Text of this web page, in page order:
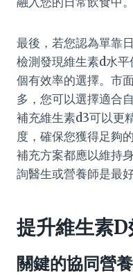
最後，若您認為單靠
檢測發現維生素d水
個有效率的選擇。市
多，您可以選擇適合
補充維生素d3可以更
度，確保您獲得足夠
補充方案都應以維持
詢醫生或營養師是最好
提升維生素
關鍵的協同營